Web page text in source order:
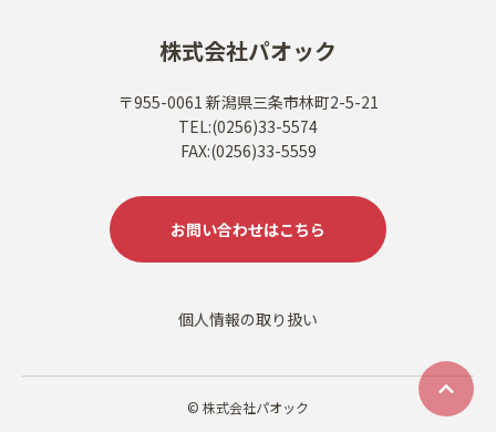
株式会社パオック
〒955-0061 新潟県三条市林町2-5-21
TEL:(0256)33-5574
FAX:(0256)33-5559
お問い合わせはこちら
個人情報の取り扱い
© 株式会社パオック